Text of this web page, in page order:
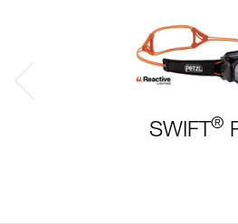
SWIFT ®